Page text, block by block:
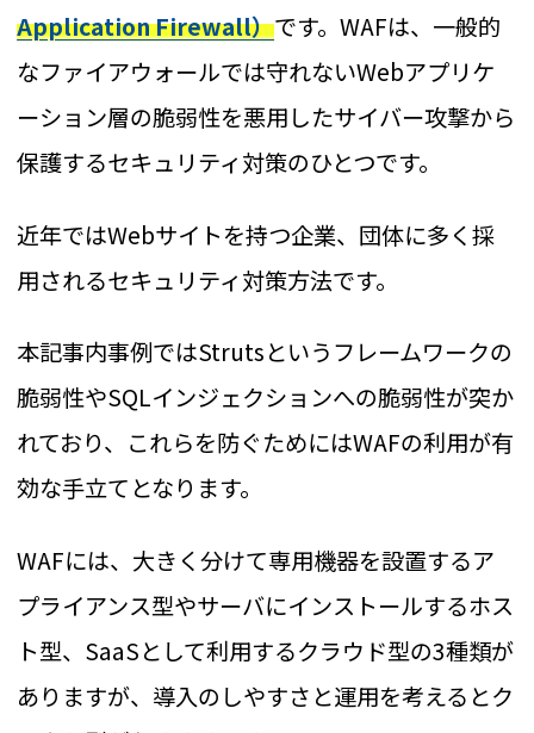
Application Firewall）です。WAFは、一般的
なファイアウォールでは守れないWebアプリケ
ーション層の脆弱性を悪用したサイバー攻撃から
保護するセキュリティ対策のひとつです。
近年ではWebサイトを持つ企業、団体に多く採
用されるセキュリティ対策方法です。
本記事内事例ではStrutsというフレームワークの
脆弱性やSQLインジェクションへの脆弱性が突か
れており、これらを防ぐためにはWAFの利用が有
効な手立てとなります。
WAFには、大きく分けて専用機器を設置するア
プライアンス型やサーバにインストールするホス
ト型、SaaSとして利用するクラウド型の3種類が
ありますが、導入のしやすさと運用を考えるとク